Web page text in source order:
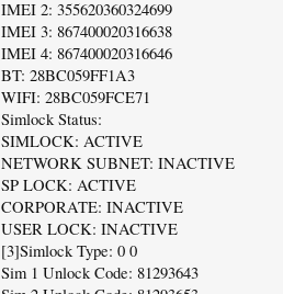
IMEI 2: 355620360324699
IMEI 3: 867400020316638
IMEI 4: 867400020316646
BT: 28BC059FF1A3
WIFI: 28BC059FCE71
Simlock Status:
SIMLOCK: ACTIVE
NETWORK SUBNET: INACTIVE
SP LOCK: ACTIVE
CORPORATE: INACTIVE
USER LOCK: INACTIVE
[3]Simlock Type: 0 0
Sim 1 Unlock Code: 81293643